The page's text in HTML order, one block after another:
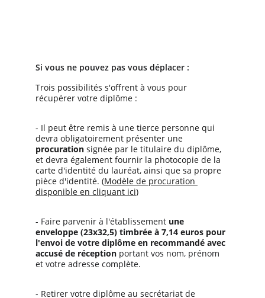
Si vous ne pouvez pas vous déplacer :
Trois possibilités s'offrent à vous pour
récupérer votre diplôme :
- Il peut être remis à une tierce personne qui
devra obligatoirement présenter une
procuration signée par le titulaire du diplôme,
et devra également fournir la photocopie de la
carte d'identité du lauréat, ainsi que sa propre
pièce d'identité. (Modèle de procuration
disponible en cliquant ici)
- Faire parvenir à l'établissement une
enveloppe (23x32,5) timbrée à 7,14 euros pour
l'envoi de votre diplôme en recommandé avec
accusé de réception portant vos nom, prénom
et votre adresse complète.
- Retirer votre diplôme au secrétariat de